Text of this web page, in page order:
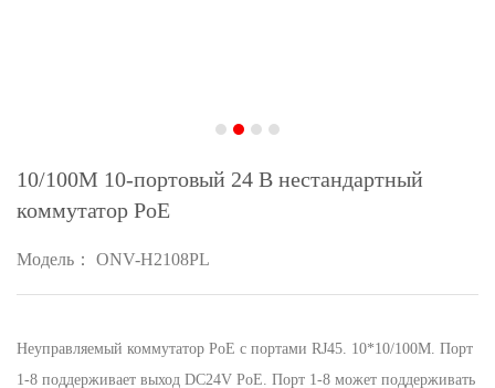
10/100M 10-портовый 24 В нестандартный
коммутатор PoE
Модель： ONV-H2108PL
Неуправляемый коммутатор PoE с портами RJ45. 10*10/100M. Порт
1-8 поддерживает выход DC24V PoE. Порт 1-8 может поддерживать